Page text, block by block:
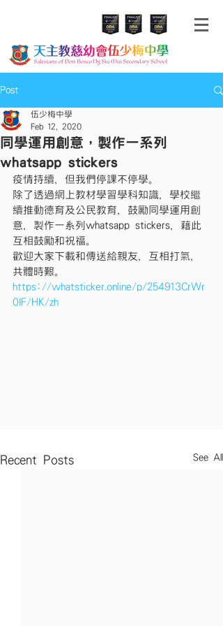
Post
同學運用創意，製作一系列
whatsapp stickers
伍少梅中學
Feb 12, 2020
疫情持續，但我們停課不停學。
除了透過網上教材學習學科知識，學校繼
續推動德育及公民教育，鼓勵同學運用創
意，製作一系列whatsapp stickers，藉此
互相鼓勵和祝福。
歡迎大家下載和傳送給親友，互相打氣，
共體時艱。
https://whatsticker.online/p/254913CrWr
0IF/HK/zh
Recent Posts See All